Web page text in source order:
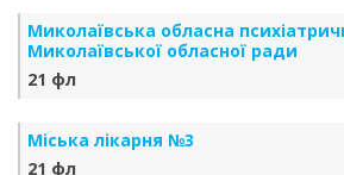
Миколаївська обласна
Миколаївської обласної ради
21 фл
Міська лікарня №3
21 фл